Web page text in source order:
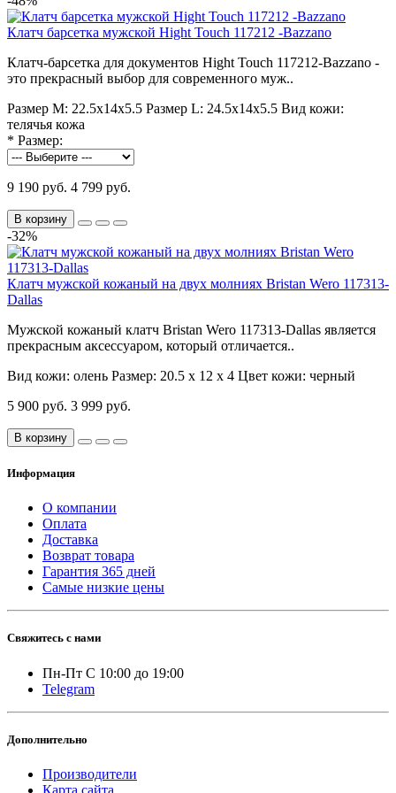
Клатч барсетка мужской Hight Touch 117212 -Bazzano
Клатч-барсетка для документов Hight Touch 117212-Bazzano -
это прекрасный выбор для современного муж..
Размер M: 22.5х14х5.5 Размер L: 24.5х14х5.5 Вид кожи:
телячья кожа
* Размер:
9 190 руб. 4 799 руб.
В корзину
-32%
Клатч мужской кожаный на двух молниях Bristan Wero 117313-
Dallas
Мужской кожаный клатч Bristan Wero 117313-Dallas является
прекрасным аксессуаром, который отличается..
Вид кожи: олень Размер: 20.5 х 12 х 4 Цвет кожи: черный
5 900 руб. 3 999 руб.
В корзину
Информация
О компании
Оплата
Доставка
Возврат товара
Гарантия 365 дней
Самые низкие цены
Свяжитесь с нами
Пн-Пт С 10:00 до 19:00
Telegram
Дополнительно
Производители
Карта сайта